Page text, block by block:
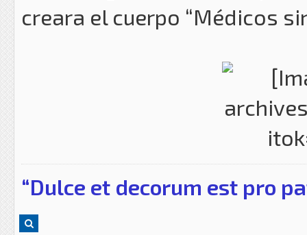
creara el cuerpo “Médicos
“Dulce et decorum est pro